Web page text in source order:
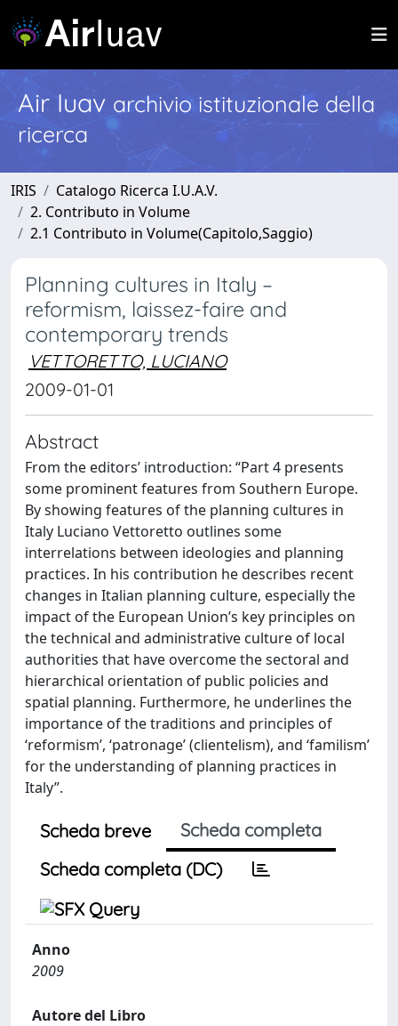
Air Iuav archivio istituzionale della
ricerca
IRIS
Catalogo Ricerca I.U.A.V.
2. Contributo in Volume
2.1 Contributo in Volume(Capitolo,Saggio)
Planning cultures in Italy –
reformism, laissez-faire and
contemporary trends
VETTORETTO, LUCIANO
2009-01-01
Abstract
From the editors’ introduction: “Part 4 presents
some prominent features from Southern Europe.
By showing features of the planning cultures in
Italy Luciano Vettoretto outlines some
interrelations between ideologies and planning
practices. In his contribution he describes recent
changes in Italian planning culture, especially the
impact of the European Union’s key principles on
the technical and administrative culture of local
authorities that have overcome the sectoral and
hierarchical orientation of public policies and
spatial planning. Furthermore, he underlines the
importance of the traditions and principles of
‘reformism’, ‘patronage’ (clientelism), and ‘familism’
for the understanding of planning practices in
Italy”.
Scheda breve
Scheda completa
Scheda completa (DC)
Anno
2009
Autore del Libro